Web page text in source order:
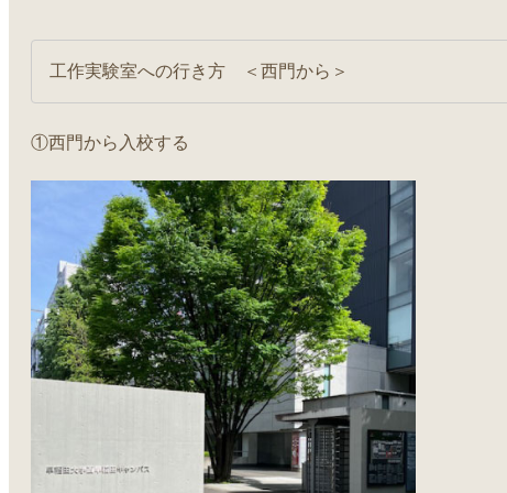
工作実験室への行き方　＜西門から＞
①西門から入校する